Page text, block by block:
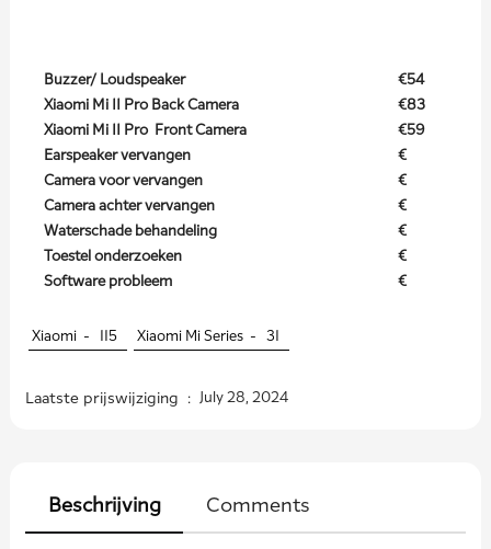
Buzzer/ Loudspeaker
€54
Xiaomi Mi 11 Pro Back Camera
€83
Xiaomi Mi 11 Pro Front Camera
€59
Earspeaker vervangen
€
Camera voor vervangen
€
Camera achter vervangen
€
Waterschade behandeling
€
Toestel onderzoeken
€
Software probleem
€
Xiaomi - 115 Xiaomi Mi Series - 31
Laatste prijswijziging : July 28, 2024
Beschrijving Comments